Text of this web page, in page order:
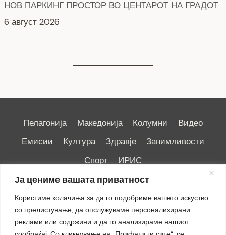
Ја цениме вашата приватност
Користиме колачиња за да го подобриме вашето искуство
со прелистување, да опслужуваме персонализирани
реклами или содржини и да го анализираме нашиот
Пелагонија Македонија Колумни
Видео
Емисии
Култура Здравје
Занимливости
Спорт
ИРИС
Импресум|Маркетинг